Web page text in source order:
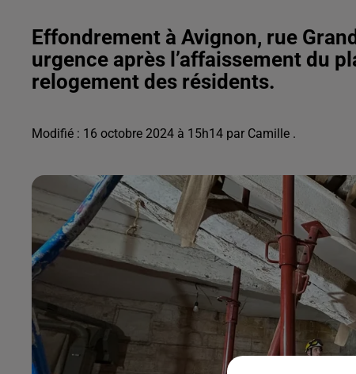
Effondrement à Avignon, rue
urgence après l’affaissement du
relogement des résidents.
Modifié : 16 octobre 2024 à 15h14 par Camille .